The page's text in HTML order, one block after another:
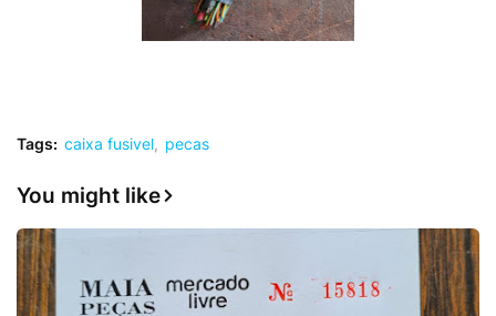
Tags: caixa fusivel pecas
You might like